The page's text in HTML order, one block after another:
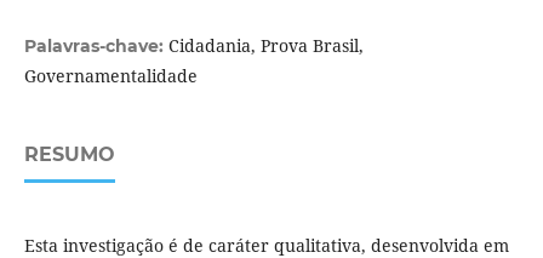
Palavras-chave: Cidadania, Prova Brasil,
Governamentalidade
RESUMO
Esta investigação é de caráter qualitativa, desenvolvida em